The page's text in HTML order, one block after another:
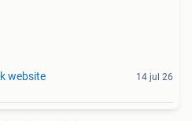
website 14 jul 26